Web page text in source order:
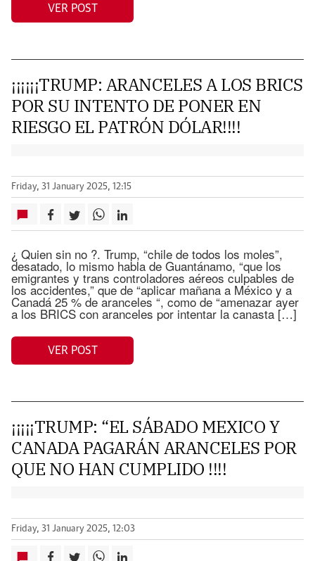
VER POST
¡¡¡¡¡¡TRUMP: ARANCELES A LOS BRICS
POR SU INTENTO DE PONER EN
RIESGO EL PATRÓN DÓLAR!!!!
Friday, 31 January 2025, 12:15
¿ Quien sin no ?. Trump, “chile de todos los moles”,
desatado, lo mismo habla de Guantánamo, “que los
emigrantes y trans controladores aéreos culpables de
los accidentes,” que de “aplicar mañana a México y a
Canadá 25 % de aranceles “, como de “amenazar ayer
a los BRICS con aranceles por intentar la canasta […]
VER POST
¡¡¡¡¡TRUMP: “EL SÁBADO MEXICO Y
CANADA PAGARÁN ARANCELES POR
QUE NO HAN CUMPLIDO !!!!
Friday, 31 January 2025, 12:03